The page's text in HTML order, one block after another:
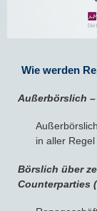
Wie werden
Außerbörslich –
in aller
Börslich über
Counterparties